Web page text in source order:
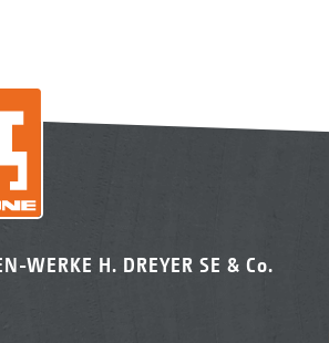
WERKE H. DREYER SE & Co.